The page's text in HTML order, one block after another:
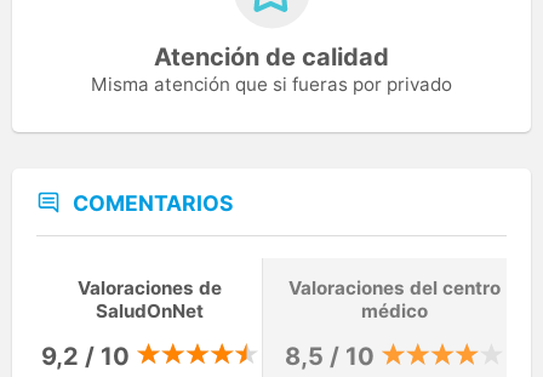
Atención de calidad
Misma atención que si fueras por privado
COMENTARIOS
Valoraciones de
SaludOnNet
9,2 / 10
Valoraciones del centro
médico
8,5 / 10